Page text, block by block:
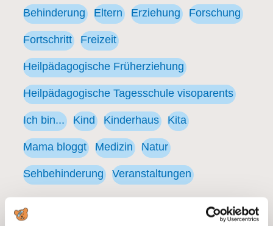
Behinderung Eltern Erziehung Forschung
Fortschritt Freizeit
Heilpädagogische Früherziehung
Heilpädagogische Tagesschule visoparents
Ich bin... Kind Kinderhaus Kita
Mama bloggt Medizin Natur
Sehbehinderung Veranstaltungen